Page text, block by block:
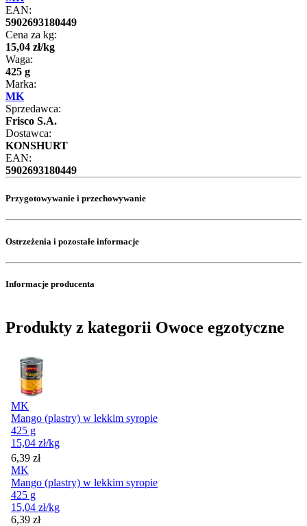
EAN:
5902693180449
Cena za kg:
15,04 zł/kg
Waga:
425 g
Marka:
MK
Sprzedawca:
Frisco S.A.
Dostawca:
KONSHURT
EAN:
5902693180449
Przygotowywanie i przechowywanie
Ostrzeżenia i pozostałe informacje
Informacje producenta
Produkty z kategorii Owoce egzotyczne
MK
Mango (plastry) w lekkim syropie
425 g
15,04 zł/kg
Cena
6,39 zł
MK
Mango (plastry) w lekkim syropie
425 g
15,04 zł/kg
Cena
6,39 zł